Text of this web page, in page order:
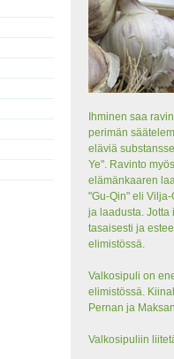
Ihminen saa
perimän
eläviä
Ye". Ravinto
elämänkaaren
"Gu-Qin" eli
ja laadusta. Jotta
tasaisesti ja
elimistössä.
Valkosipuli on
elimistössä.
Pernan ja
Valkosipuliin